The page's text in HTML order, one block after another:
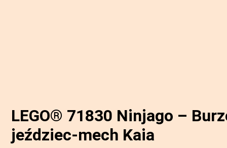
LEGO® 71830 Ninjago –
jeździec-mech Kaia